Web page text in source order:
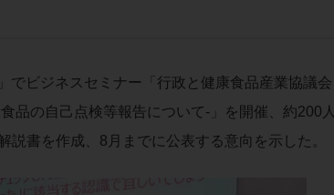
ビジネスセミナー「行政と健康食品産業協議会
品の自己点検等報告について-」を開催、約200人
書を作成、8月までに公表する意向を示した。